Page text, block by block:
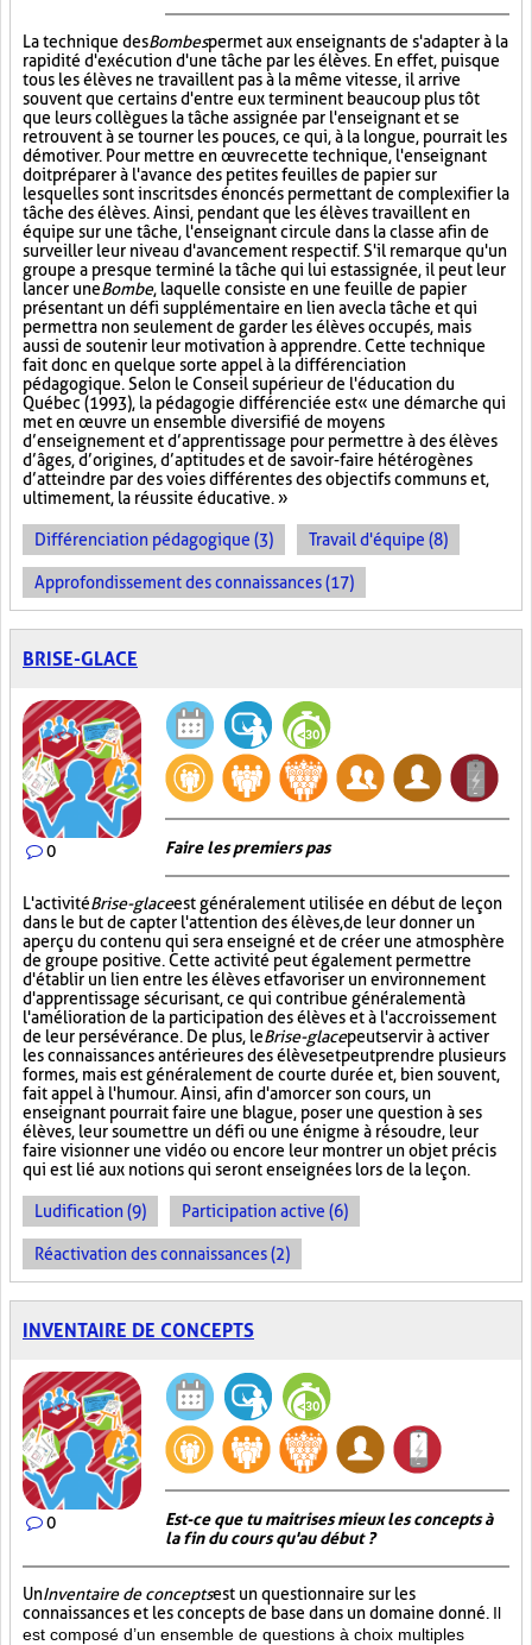
La technique desBombespermet aux enseignants de s'adapter à la
rapidité d'exécution d'une tâche par les élèves. En effet, puisque
tous les élèves ne travaillent pas à la même vitesse, il arrive
souvent que certains d'entre eux terminent beaucoup plus tôt
que leurs collègues la tâche assignée par l'enseignant et se
retrouvent à se tourner les pouces, ce qui, à la longue, pourrait les
démotiver. Pour mettre en œuvre cette technique, l'enseignant
doit préparer à l'avance des petites feuilles de papier sur
lesquelles sont inscrits des énoncés permettant de complexifier la
tâche des élèves. Ainsi, pendant que les élèves travaillent en
équipe sur une tâche, l'enseignant circule dans la classe afin de
surveiller leur niveau d'avancement respectif. S'il remarque qu'un
groupe a presque terminé la tâche qui lui est assignée, il peut leur
lancer uneBombe, laquelle consiste en une feuille de papier
présentant un défi supplémentaire en lien avec la tâche et qui
permettra non seulement de garder les élèves occupés, mais
aussi de soutenir leur motivation à apprendre. Cette technique
fait donc en quelque sorte appel à la différenciation
pédagogique. Selon le Conseil supérieur de l'éducation du
Québec (1993), la pédagogie différenciée est « une démarche qui
met en œuvre un ensemble diversifié de moyens
d’enseignement et d’apprentissage pour permettre à des élèves
d’âges, d’origines, d’aptitudes et de savoir-faire hétérogènes
d’atteindre par des voies différentes des objectifs communs et,
ultimement, la réussite éducative. »
Différenciation pédagogique (3) Travail d'équipe (8)
Approfondissement des connaissances (17)
BRISE-GLACE
0 Faire les premiers pas
L'activitéBrise-glaceest généralement utilisée en début de leçon
dans le but de capter l'attention des élèves, de leur donner un
aperçu du contenu qui sera enseigné et de créer une atmosphère
de groupe positive. Cette activité peut également permettre
d'établir un lien entre les élèves et favoriser un environnement
d'apprentissage sécurisant, ce qui contribue généralement à
l'amélioration de la participation des élèves et à l'accroissement
de leur persévérance. De plus, leBrise-glacepeut servir à activer
les connaissances antérieures des élèves et peut prendre plusieurs
formes, mais est généralement de courte durée et, bien souvent,
fait appel à l'humour. Ainsi, afin d'amorcer son cours, un
enseignant pourrait faire une blague, poser une question à ses
élèves, leur soumettre un défi ou une énigme à résoudre, leur
faire visionner une vidéo ou encore leur montrer un objet précis
qui est lié aux notions qui seront enseignées lors de la leçon.
Ludification (9) Participation active (6)
Réactivation des connaissances (2)
INVENTAIRE DE CONCEPTS
0
Est-ce que tu maitrises mieux les concepts à
la fin du cours qu'au début ?
UnInventaire de conceptsest un questionnaire sur les
connaissances et les concepts de base dans un domaine donné. Il
est composé d’un ensemble de questions à choix multiples